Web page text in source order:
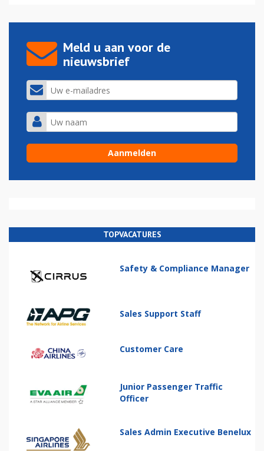
Meld u aan voor de
nieuwsbrief
TOPVACATURES
Safety & Compliance Manager
Sales Support Staff
Customer Care
Junior Passenger Traffic
Officer
Sales Admin Executive Benelux